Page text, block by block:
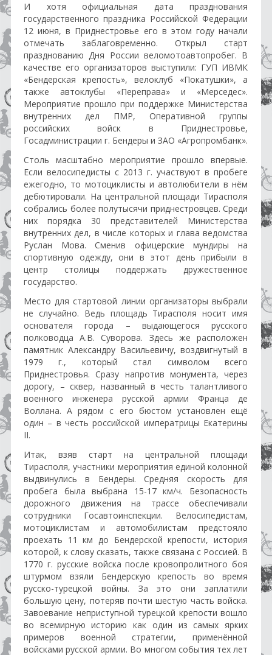
И хотя официальная дата празднования
государственного праздника Российской Федерации
12 июня, в Приднестровье его в этом году начали
отмечать заблаговременно. Открыл старт
празднованию Дня России веломотоавтопробег. В
качестве его организаторов выступили: ГУП ИВМК
«Бендерская крепость», велоклуб «Покатушки», а
также автоклубы «Переправа» и «Мерседес».
Мероприятие прошло при поддержке Министерства
внутренних дел ПМР, Оперативной группы
российских войск в Приднестровье,
Госадминистрации г. Бендеры и ЗАО «Агропромбанк».
Столь масштабно мероприятие прошло впервые.
Если велосипедисты с 2013 г. участвуют в пробеге
ежегодно, то мотоциклисты и автолюбители в нём
дебютировали. На центральной площади Тирасполя
собрались более полутысячи приднестровцев. Среди
них порядка 30 представителей Министерства
внутренних дел, в числе которых и глава ведомства
Руслан Мова. Сменив офицерские мундиры на
спортивную одежду, они в этот день прибыли в
центр столицы поддержать дружественное
государство.
Место для стартовой линии организаторы выбрали
не случайно. Ведь площадь Тирасполя носит имя
основателя города – выдающегося русского
полководца А.В. Суворова. Здесь же расположен
памятник Александру Васильевичу, воздвигнутый в
1979 г., который стал символом всего
Приднестровья. Сразу напротив монумента, через
дорогу, – сквер, названный в честь талантливого
военного инженера русской армии Франца де
Воллана. А рядом с его бюстом установлен ещё
один – в честь российской императрицы Екатерины
II.
Итак, взяв старт на центральной площади
Тирасполя, участники мероприятия единой колонной
выдвинулись в Бендеры. Средняя скорость для
пробега была выбрана 15-17 км/ч. Безопасность
дорожного движения на трассе обеспечивали
сотрудники Госавтоинспекции. Велосипедистам,
мотоциклистам и автомобилистам предстояло
проехать 11 км до Бендерской крепости, история
которой, к слову сказать, также связана с Россией. В
1770 г. русские войска после кровопролитного боя
штурмом взяли Бендерскую крепость во время
русско-турецкой войны. За это они заплатили
большую цену, потеряв почти шестую часть войска.
Завоевание неприступной турецкой крепости вошло
во всемирную историю как один из самых ярких
примеров военной стратегии, применённой
войсками русской армии. Во многом события тех лет